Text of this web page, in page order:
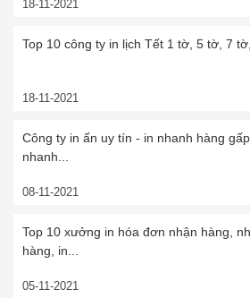
18-11-2021
Top 10 công ty in lịch Tết 1 tờ, 5 tờ, 7 tờ,
18-11-2021
Công ty in ấn uy tín - in nhanh hàng
nhanh...
08-11-2021
Top 10 xưởng in hóa đơn nhận hàng,
hàng, in...
05-11-2021